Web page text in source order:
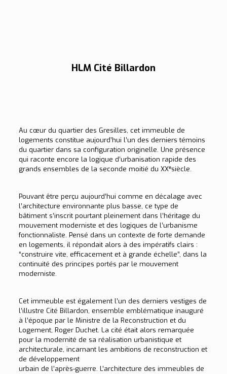
HLM Cité Billardon
Au cœur du quartier des Gresilles, cet immeuble de
logements constitue aujourd’hui l’un des derniers témoins
du quartier dans sa configuration originelle. Une présence
qui raconte encore la logique d’urbanisation rapide des
grands ensembles de la seconde moitié du XXᵉsiècle.
Pouvant être perçu aujourd’hui comme en décalage avec
l’architecture environnante plus basse, ce type de
bâtiment s’inscrit pourtant pleinement dans l’héritage du
mouvement moderniste et des logiques de l’urbanisme
fonctionnaliste. Pensé dans un contexte de forte demande
en logements, il répondait alors à des impératifs clairs :
“construire vite, efficacement et à grande échelle”, dans la
continuité des principes portés par le mouvement
moderniste.
Cet immeuble est également l’un des derniers vestiges de
l’illustre Cité Billardon, ensemble emblématique inauguré
à l’époque par le Ministre de la Reconstruction et du
Logement, Roger Duchet. La cité était alors remarquée
pour la modernité de sa réalisation urbanistique et
architecturale, incarnant les ambitions de reconstruction et
de développement
urbain de l’après-guerre. L’architecture des immeubles de